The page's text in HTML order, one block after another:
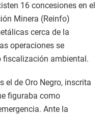
16 concesiones en el
Minera (Reinfo)
cerca de la
operaciones se
fiscalización ambiental.
el de Oro Negro, inscrita
figuraba como
Ante la